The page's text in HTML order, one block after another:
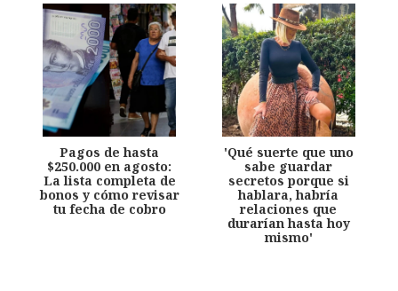
Pagos de hasta
$250.000 en agosto:
La lista completa de
bonos y cómo revisar
tu fecha de cobro
'Qué suerte que uno
sabe guardar
secretos porque si
hablara, habría
relaciones que
durarían hasta hoy
mismo'